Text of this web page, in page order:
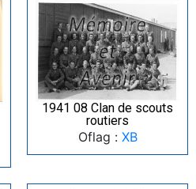
1941 08 Clan de scouts
routiers
Oflag : XB